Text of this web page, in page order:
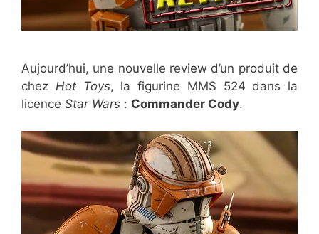
Aujourd’hui, une nouvelle review d’un produit de
chez Hot Toys, la figurine MMS 524 dans la
licence Star Wars : Commander Cody.